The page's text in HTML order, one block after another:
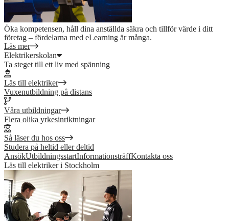
Öka kompetensen, håll dina anställda säkra och tillför värde i ditt
företag – fördelarna med eLearning är många.
Läs mer
Elektrikerskolan
Ta steget till ett liv med spänning
Läs till elektriker
Vuxenutbildning på distans
Våra utbildningar
Flera olika yrkesinriktningar
Så läser du hos oss
Studera på heltid eller deltid
AnsökUtbildningsstartInformationsträffKontakta oss
Läs till elektriker i Stockholm